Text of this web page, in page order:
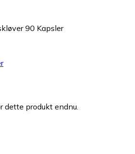
90 Kapsler
dette produkt endnu.